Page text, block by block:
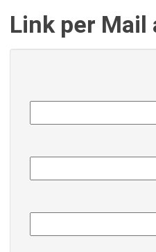
Link per Mail